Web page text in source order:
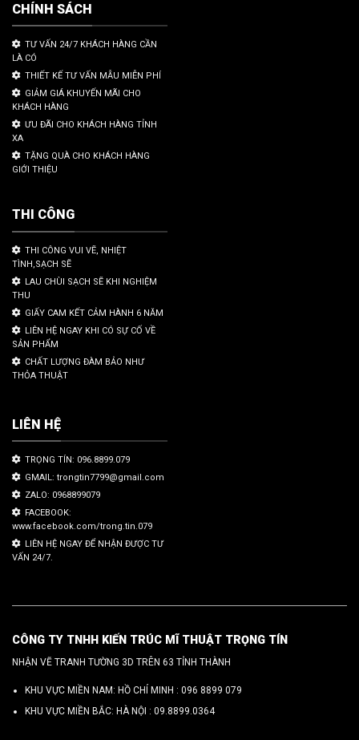
CHÍNH SÁCH
TƯ VẤN 24/7 KHÁCH HÀNG CẦN
LÀ CÓ
THIẾT KẾ TƯ VẤN MẪU MIỄN PHÍ
GIẢM GIÁ KHUYẾN MÃI CHO
KHÁCH HÀNG
ƯU ĐÃI CHO KHÁCH HÀNG TỈNH
XA
TẶNG QUÀ CHO KHÁCH HÀNG
GIỚI THIỆU
THI CÔNG
THI CÔNG VUI VẼ, NHIỆT
TÌNH,SẠCH SẼ
LAU CHÙI SẠCH SẼ KHI NGHIỆM
THU
GIẤY CAM KẾT CẢM HÀNH 6 NĂM
LIÊN HỆ NGAY KHI CÓ SỰ CỐ VỀ
SẢN PHẨM
CHẤT LƯỢNG ĐÀM BẢO NHƯ
THỎA THUẬT
LIÊN HỆ
TRỌNG TÍN: 096.8899.079
GMAIL: trongtin7799@gmail.com
ZALO: 0968899079
FACEBOOK:
www.facebook.com/trong.tin.079
LIÊN HỆ NGAY ĐỂ NHẬN ĐƯỢC TƯ
VẤN 24/7.
CÔNG TY TNHH KIẾN TRÚC MĨ THUẬT TRỌNG TÍN
NHẬN VẼ TRANH TƯỜNG 3D TRÊN 63 TỈNH THÀNH
KHU VỰC MIỀN NAM: HỒ CHÍ MINH : 096 8899 079
KHU VỰC MIỀN BẮC: HÀ NỘI : 09.8899.0364